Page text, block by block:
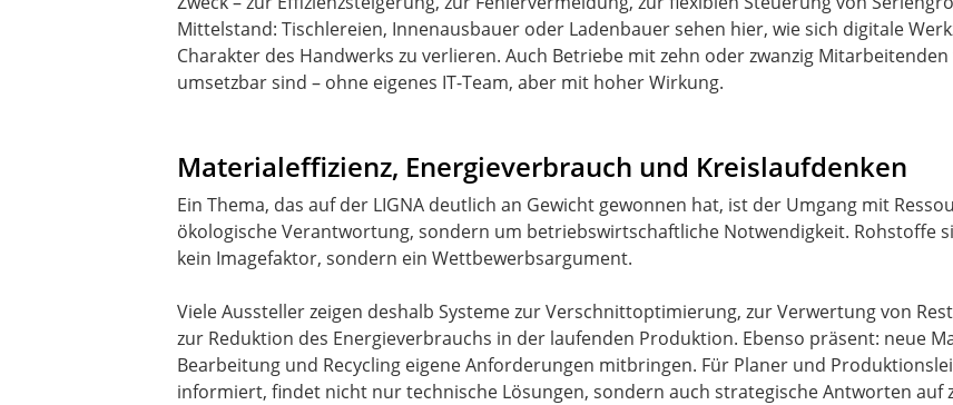
Mittelstand: Tischlereien, Innenausbauer oder Ladenbauer sehen hier, wie sich digitale
Charakter des Handwerks zu verlieren. Auch Betriebe mit zehn oder zwanzig
umsetzbar sind – ohne eigenes IT-Team, aber mit hoher Wirkung.
Materialeffizienz, Energieverbrauch und Kreislaufdenken
Ein Thema, das auf der LIGNA deutlich an Gewicht gewonnen hat, ist der Umgang mit
ökologische Verantwortung, sondern um betriebswirtschaftliche Notwendigkeit. Rohstoffe
kein Imagefaktor, sondern ein Wettbewerbsargument.
Viele Aussteller zeigen deshalb Systeme zur Verschnittoptimierung, zur Verwertung von
zur Reduktion des Energieverbrauchs in der laufenden Produktion. Ebenso präsent: neue
Bearbeitung und Recycling eigene Anforderungen mitbringen. Für Planer und
informiert, findet nicht nur technische Lösungen, sondern auch strategische Antworten auf